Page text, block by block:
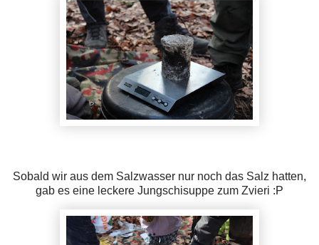
Sobald wir aus dem Salzwasser nur noch das Salz hatten,
gab es eine leckere Jungschisuppe zum Zvieri :P